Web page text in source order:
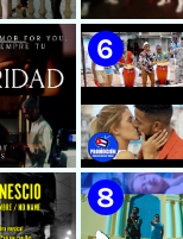
Cubana |
se
-
-
🔴
Artistas
Cubana |